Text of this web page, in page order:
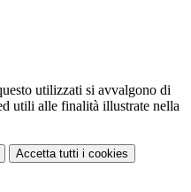
utilizzati si avvalgono di
utili alle finalità illustrate nella
Accetta tutti i cookies